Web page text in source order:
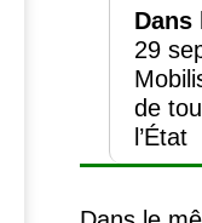
Dans
29
de tou
l’État